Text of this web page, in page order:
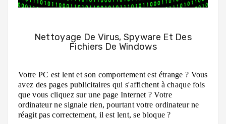
Nettoyage De Virus, Spyware Et Des
Fichiers De Windows
Votre PC est lent et son comportement est étrange ? Vous
avez des pages publicitaires qui s'affichent à chaque fois
que vous cliquez sur une page Internet ? Votre
ordinateur ne signale rien, pourtant votre ordinateur ne
réagit pas correctement, il est lent, se bloque ?